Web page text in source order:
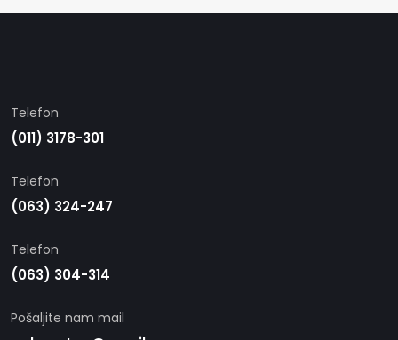
Telefon
(011) 3178-301
Telefon
(063) 324-247
Telefon
(063) 304-314
Pošaljite nam mail